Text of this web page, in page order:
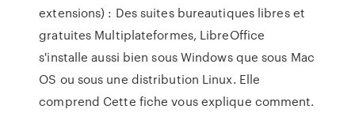
extensions) : Des suites bureautiques libres et
gratuites Multiplateformes, LibreOffice
s'installe aussi bien sous Windows que sous Mac
OS ou sous une distribution Linux. Elle
comprend Cette fiche vous explique comment.